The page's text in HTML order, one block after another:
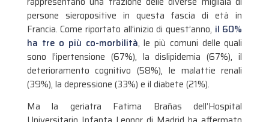
persone sieropositive in questa fascia di età in
Francia. Come riportato all’inizio di quest’anno, il 60%
ha tre o più co-morbilità, le più comuni delle quali
sono l’ipertensione (67%), la dislipidemia (67%), il
deterioramento cognitivo (58%), le malattie renali
(39%), la depressione (33%) e il diabete (21%).
Ma la geriatra Fatima Brañas dell’Hospital